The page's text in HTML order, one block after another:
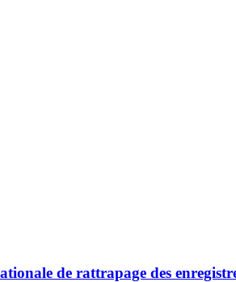
de rattrapage des